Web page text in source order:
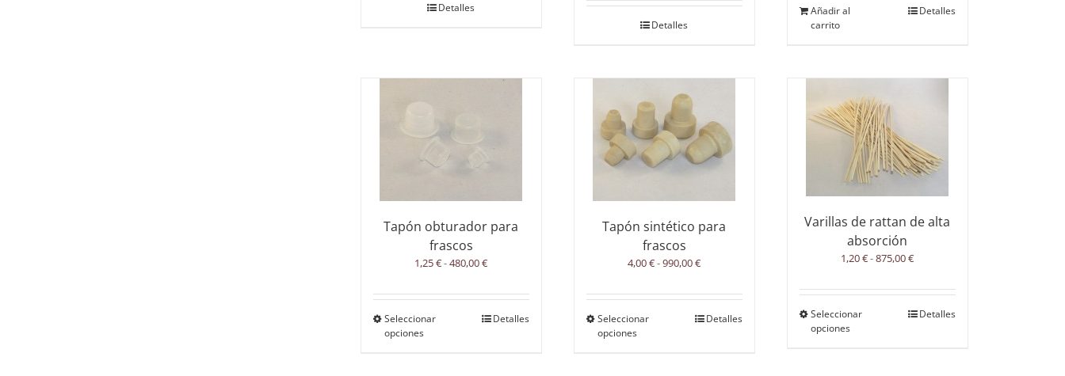
Detalles
Detalles
Añadir al
carrito
Detalles
Tapón obturador para
frascos
1,25€-480,00€Rango
precios:
1,25 €
Seleccionar
opciones
Este
Detalles
Tapón sintético para
frascos
4,00€-990,00€Rango
precios:
4,00 €
Seleccionar
opciones
Este
Detalles
Varillas de rattan de alta
absorción
1,20€-875,00€Rango
precios:
1,20 €
Seleccionar
opciones
Este
Detalles